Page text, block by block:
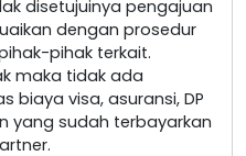
disetujuinya pengajuan
dengan prosedur
pihak terkait.
maka tidak ada
biaya visa, asuransi, DP
yang sudah terbayarkan